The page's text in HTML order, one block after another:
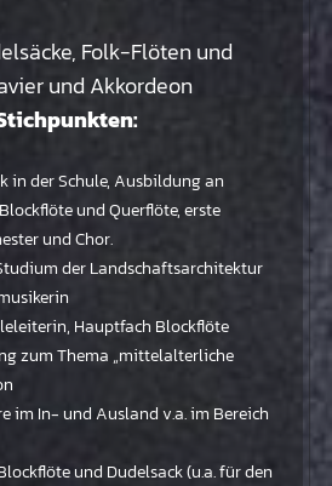
Folk-Flöten und
und Akkordeon
in der Schule, Ausbildung an
und Querflöte, erste
und Chor.
der Landschaftsarchitektur
Hauptfach Blockflöte
zum Thema „mittelalterliche
im In- und Ausland v.a. im Bereich
und Dudelsack (u.a. für den